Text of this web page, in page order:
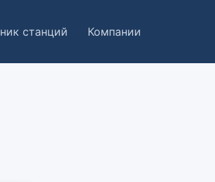
станций Компании